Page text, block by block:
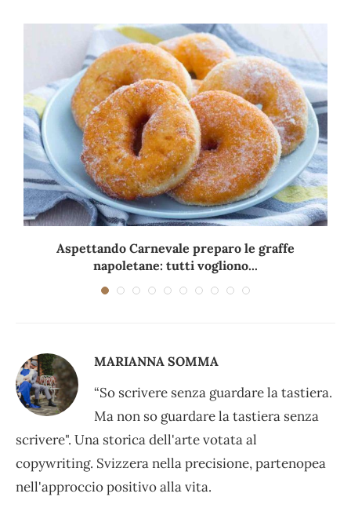
Aspettando Carnevale preparo le graffe
napoletane: tutti vogliono...
MARIANNA SOMMA
“So scrivere senza guardare la tastiera.
Ma non so guardare la tastiera senza
scrivere". Una storica dell'arte votata al
copywriting. Svizzera nella precisione, partenopea
nell'approccio positivo alla vita.